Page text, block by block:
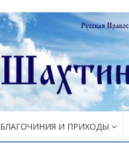
БЛАГОЧИНИЯ И ПРИХОДЫ